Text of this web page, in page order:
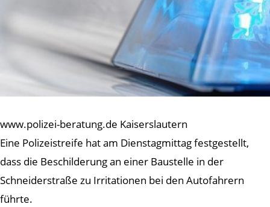
www.polizei-beratung.de Kaiserslautern
Eine Polizeistreife hat am Dienstagmittag festgestellt,
dass die Beschilderung an einer Baustelle in der
Schneiderstraße zu Irritationen bei den Autofahrern
führte.